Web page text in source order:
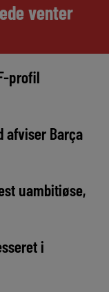
venter
profil
afviser Barça
uambitiøse,
i